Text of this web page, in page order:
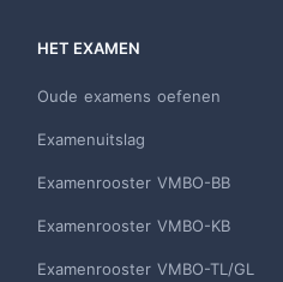
HET EXAMEN
Oude examens oefenen
Examenuitslag
Examenrooster VMBO-BB
Examenrooster VMBO-KB
Examenrooster VMBO-TL/GL